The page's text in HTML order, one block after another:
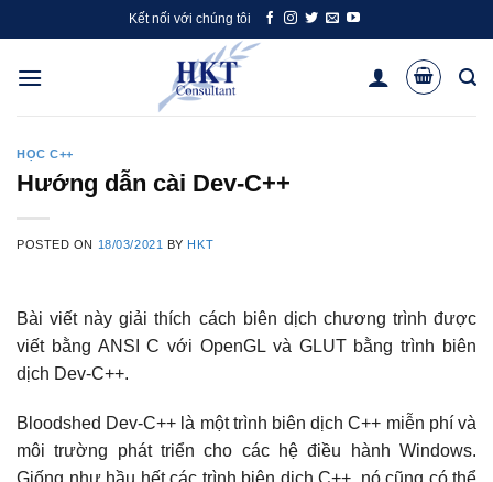
to
content
Kết nối với chúng tôi
HỌC C++
Hướng dẫn cài Dev-C++
POSTED ON 18/03/2021 BY HKT
Bài viết này giải thích cách biên dịch chương trình được
viết bằng ANSI C với OpenGL và GLUT bằng trình biên
dịch Dev-C++.
Bloodshed Dev-C++ là một trình biên dịch C++ miễn phí và
môi trường phát triển cho các hệ điều hành Windows.